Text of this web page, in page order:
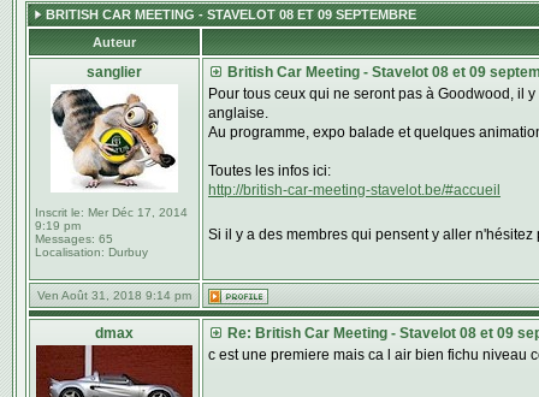
BRITISH CAR MEETING - STAVELOT 08 ET 09 SEPTEMBRE
Auteur
sanglier
Inscrit le: Mer Déc 17, 2014
9:19 pm
Messages: 65
Localisation: Durbuy
British Car Meeting - Stavelot 08 et 09
Pour tous ceux qui ne seront pas à Goodwood, il
anglaise.
Au programme, expo balade et quelques
Toutes les infos ici:
http://british-car-meeting-stavelot.be/#accueil
Si il y a des membres qui pensent y aller
Ven Août 31, 2018 9:14 pm
dmax
Re: British Car Meeting - Stavelot 08 et 09
c est une premiere mais ca l air bien fichu niveau